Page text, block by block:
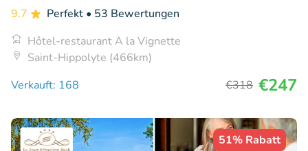
9.7 Perfekt • 53 Bewertungen
Hôtel-restaurant A la Vignette
Saint-Hippolyte (466km)
Verkauft: 168
€318 €247
51% Rabatt